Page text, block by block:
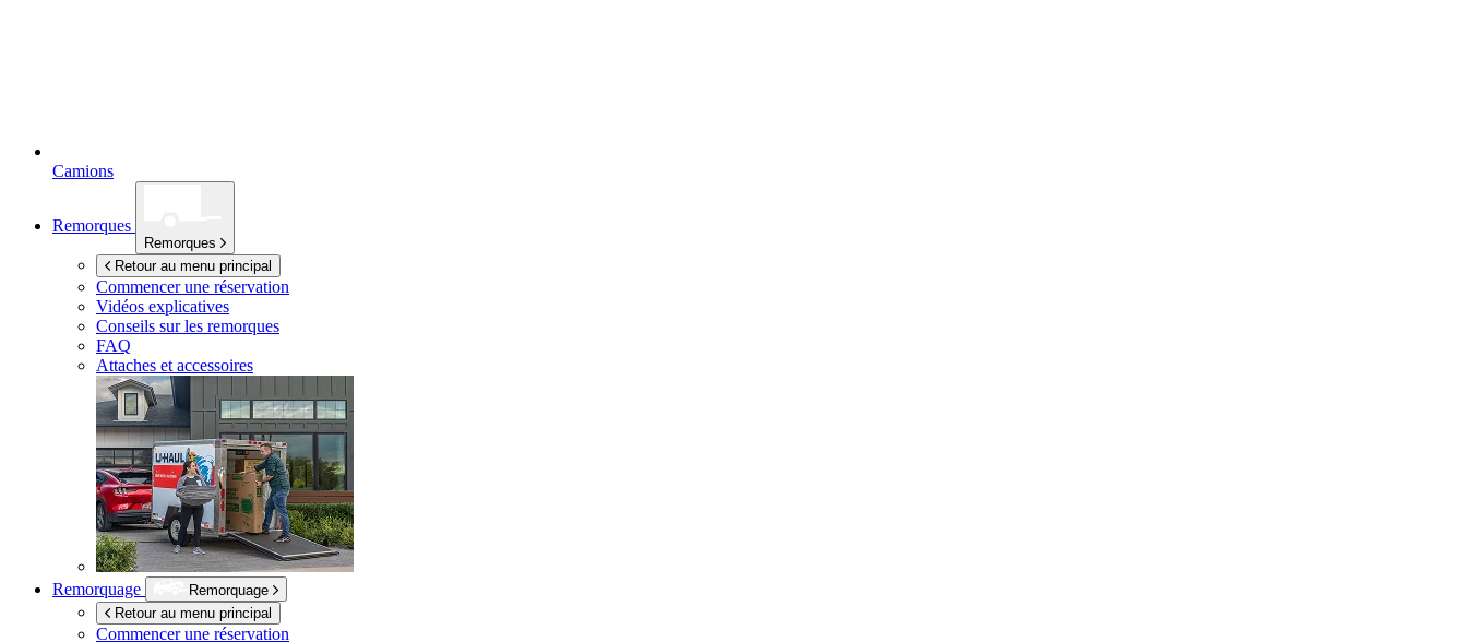
Camions
Remorques
Remorques
Retour au menu principal
Commencer une réservation
Vidéos explicatives
Conseils sur les remorques
FAQ
Attaches et accessoires
Remorquage
Remorquage
Retour au menu principal
Commencer une réservation